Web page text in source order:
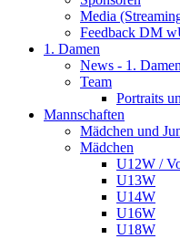
Media
Feedback DM
1. Damen
News - 1. Damen
Team
Portraits
Mannschaften
Mädchen und
Mädchen
U12W /
U13W
U14W
U16W
U18W